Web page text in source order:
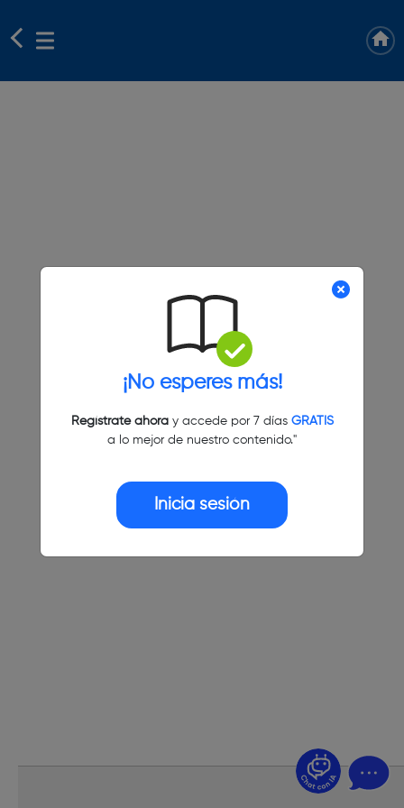
¡No esperes más!
Regístrate ahoray accede por 7 días GRATIS
a lo mejor de nuestro contenido."
Inicia sesión